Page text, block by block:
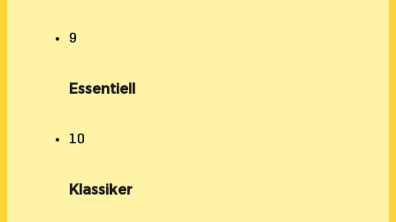
9
Essentiell
10
Klassiker